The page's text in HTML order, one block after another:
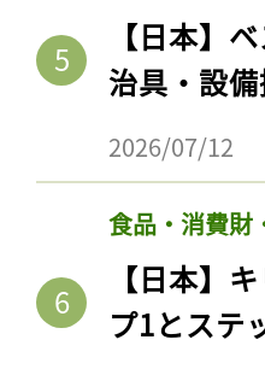
【日本】
治具・設
2026/07/12
食品・消費財
【日本】
プ1とステ